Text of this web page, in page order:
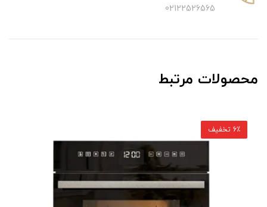
02122526565
محصولات مرتبط
6٪ تخفیف